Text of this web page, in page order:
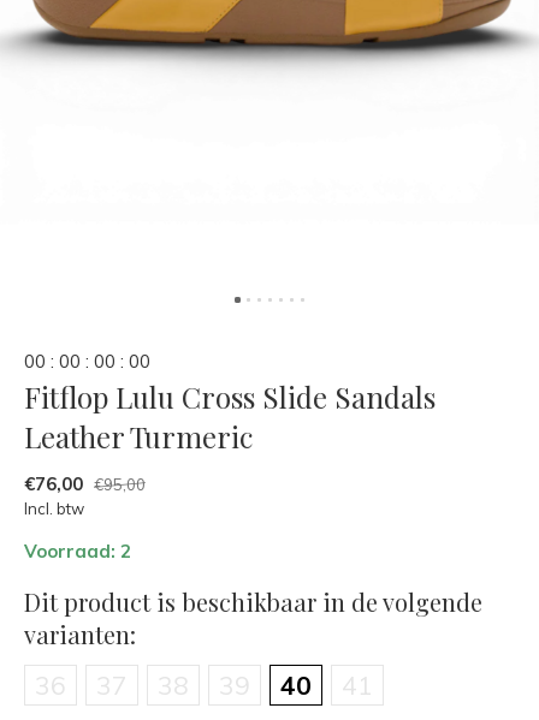
00 : 00 : 00 : 00
Fitflop Lulu Cross Slide Sandals
Leather Turmeric
€76,00 €95,00
Incl. btw
Voorraad: 2
Dit product is beschikbaar in de volgende
varianten:
36 37 38 39 40 41